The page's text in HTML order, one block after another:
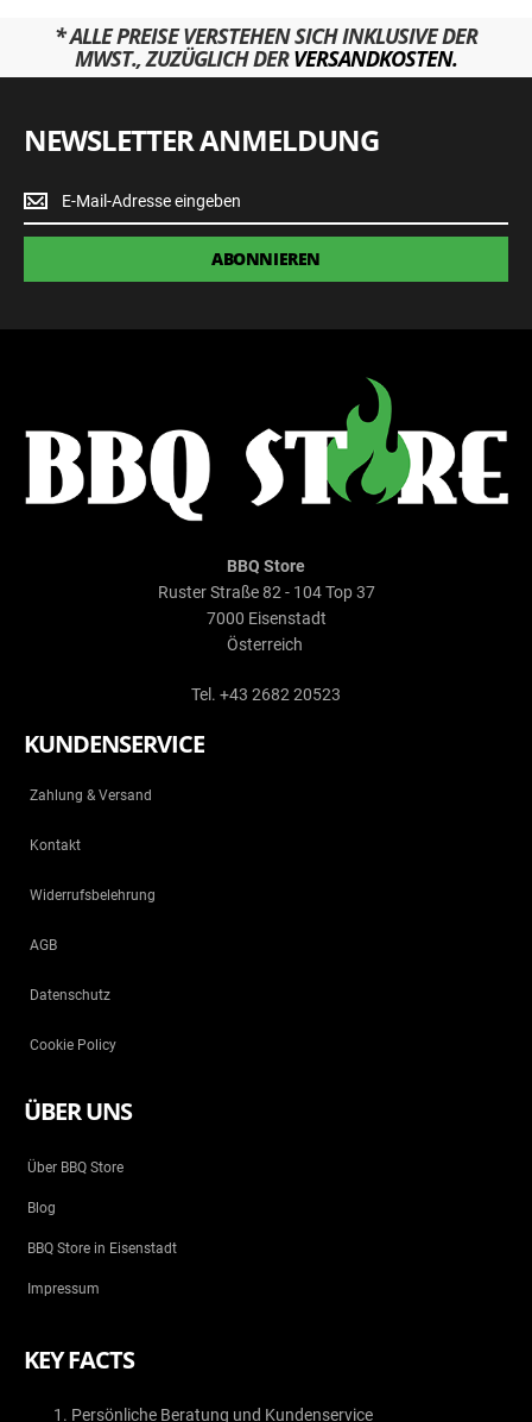
* ALLE PREISE VERSTEHEN SICH INKLUSIVE DER
MWST., ZUZÜGLICH DERVERSANDKOSTEN.
NEWSLETTER ANMELDUNG
Newsletter
Anmeldung
ABONNIEREN
BBQ Store
Ruster Straße 82 - 104 Top 37
7000 Eisenstadt
Österreich
Tel. +43 2682 20523
KUNDENSERVICE
Zahlung & Versand
Kontakt
Widerrufsbelehrung
AGB
Datenschutz
Cookie Policy
ÜBER UNS
Über BBQ Store
Blog
BBQ Store in Eisenstadt
Impressum
KEY FACTS
Persönliche Beratung und Kundenservice